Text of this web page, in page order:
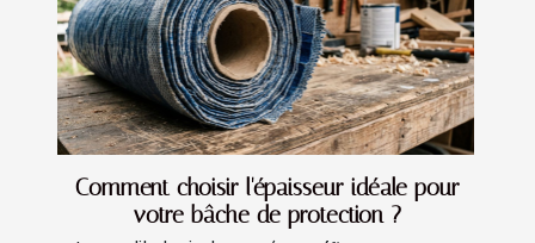
Comment choisir l'épaisseur idéale pour
votre bâche de protection ?